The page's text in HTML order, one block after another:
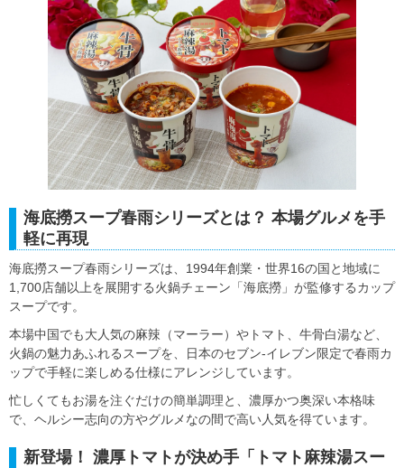
海底撈スープ春雨シリーズとは？ 本場グルメを手
軽に再現
海底撈スープ春雨シリーズは、1994年創業・世界16の国と地域に
1,700店舗以上を展開する火鍋チェーン「海底撈」が監修するカップ
スープです。
本場中国でも大人気の麻辣（マーラー）やトマト、牛骨白湯など、
火鍋の魅力あふれるスープを、日本のセブン‐イレブン限定で春雨カ
ップで手軽に楽しめる仕様にアレンジしています。
忙しくてもお湯を注ぐだけの簡単調理と、濃厚かつ奥深い本格味
で、ヘルシー志向の方やグルメなの間で高い人気を得ています。
新登場！ 濃厚トマトが決め手「トマト麻辣湯スー